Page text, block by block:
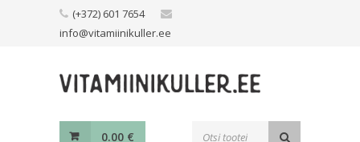
(+372) 601 7654
info@vitamiinikuller.ee
0.00 €